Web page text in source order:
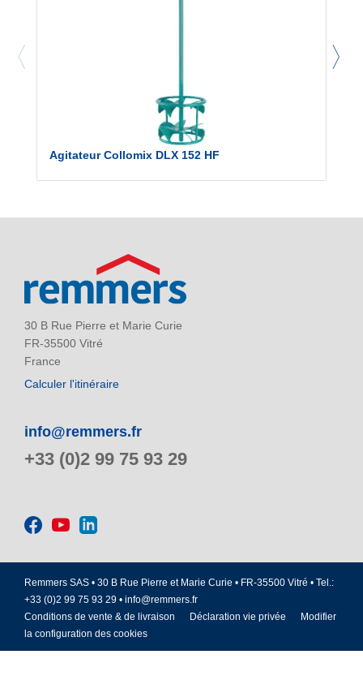
Agitateur Collomix DLX 152 HF
30 B Rue Pierre et Marie Curie
FR-35500 Vitré
France
Calculer l'itinéraire
info@remmers.fr
+33 (0)2 99 75 93 29
Remmers SAS • 30 B Rue Pierre et Marie Curie • FR-35500 Vitré • Tel.:
+33 (0)2 99 75 93 29 • info@remmers.fr
Conditions de vente & de livraison
Déclaration vie privée
Modifier
la configuration des cookies